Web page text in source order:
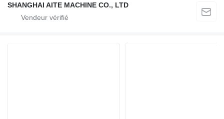
SHANGHAI AITE MACHINE CO., LTD